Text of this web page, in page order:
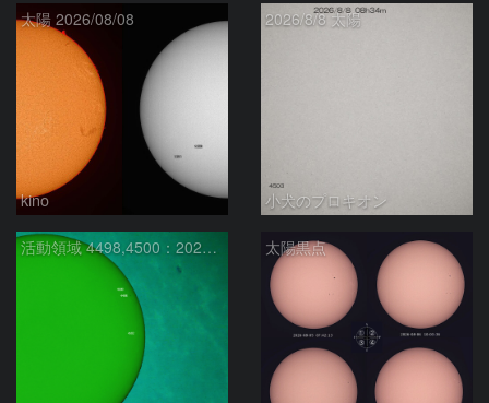
太陽 2026/08/08
kino
2026/8/8 太陽
小犬のプロキオン
活動領域 4498,4500：2026/08/08 太陽黒点